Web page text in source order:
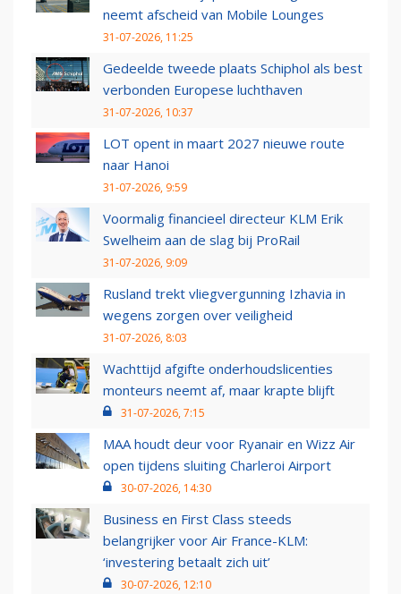
neemt afscheid van Mobile Lounges
31-07-2026, 11:25
Gedeelde tweede plaats Schiphol als best
verbonden Europese luchthaven
31-07-2026, 10:37
LOT opent in maart 2027 nieuwe route
naar Hanoi
31-07-2026, 9:59
Voormalig financieel directeur KLM Erik
Swelheim aan de slag bij ProRail
31-07-2026, 9:09
Rusland trekt vliegvergunning Izhavia in
wegens zorgen over veiligheid
31-07-2026, 8:03
Wachttijd afgifte onderhoudslicenties
monteurs neemt af, maar krapte blijft
31-07-2026, 7:15
MAA houdt deur voor Ryanair en Wizz Air
open tijdens sluiting Charleroi Airport
30-07-2026, 14:30
Business en First Class steeds
belangrijker voor Air France-KLM:
‘investering betaalt zich uit’
30-07-2026, 12:10